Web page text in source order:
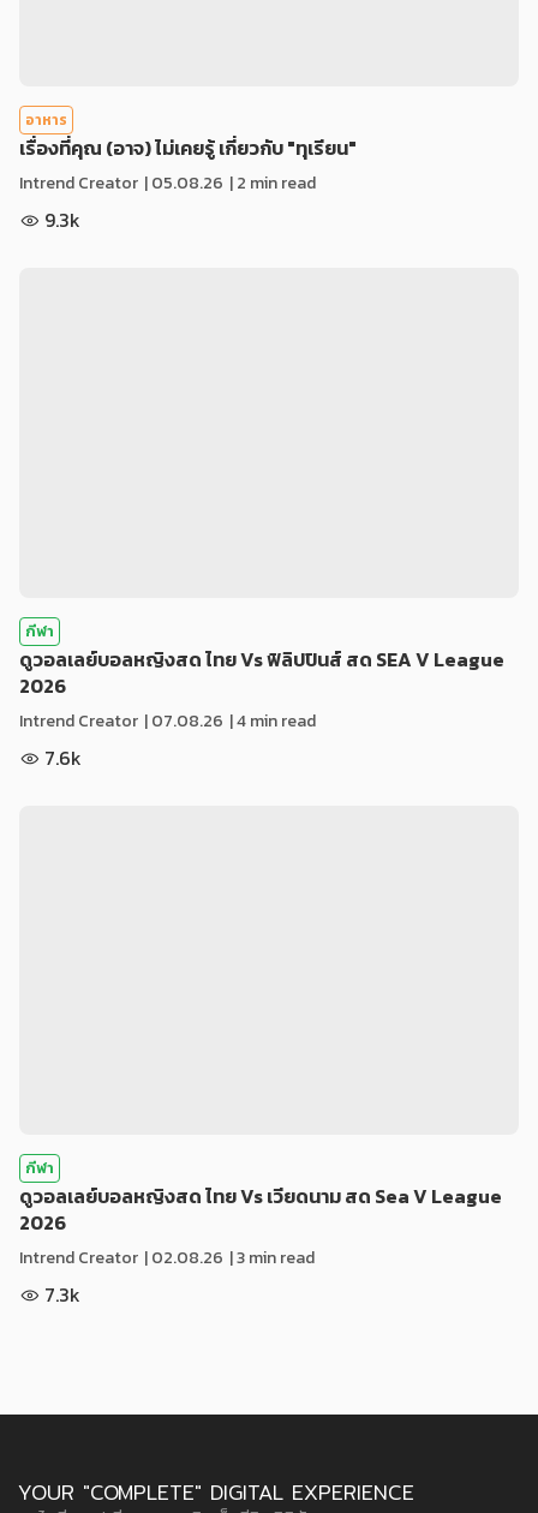
อาหาร
เรื่องที่คุณ (อาจ) ไม่เคยรู้ เกี่ยวกับ "ทุเรียน"
Intrend Creator |05.08.26 | 2 min read
9.3k
กีฬา
ดูวอลเลย์บอลหญิงสด ไทย Vs ฟิลิปปินส์ สด SEA V League
2026
Intrend Creator |07.08.26 | 4 min read
7.6k
กีฬา
ดูวอลเลย์บอลหญิงสด ไทย Vs เวียดนาม สด Sea V League
2026
Intrend Creator |02.08.26 | 3 min read
7.3k
YOUR "COMPLETE" DIGITAL EXPERIENCE